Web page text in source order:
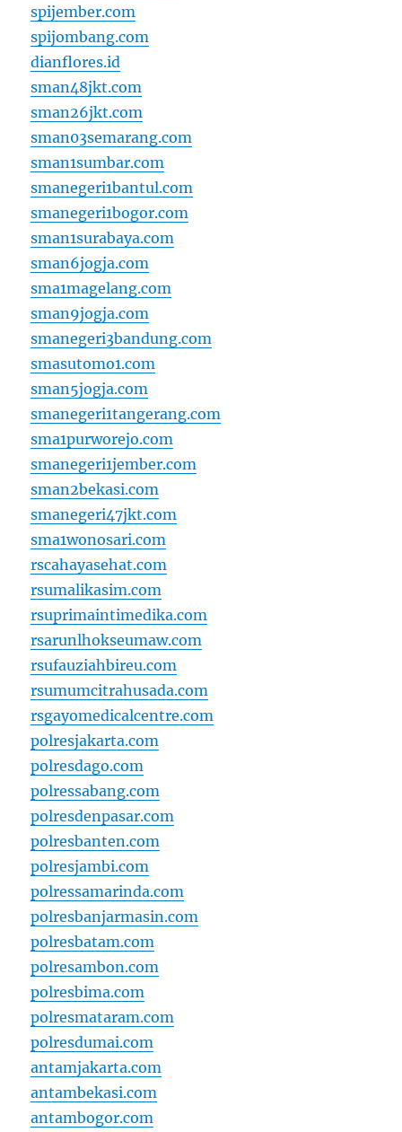
spijember.com
spijombang.com
dianflores.id
sman48jkt.com
sman26jkt.com
sman03semarang.com
sman1sumbar.com
smanegeri1bantul.com
smanegeri1bogor.com
sman1surabaya.com
sman6jogja.com
sma1magelang.com
sman9jogja.com
smanegeri3bandung.com
smasutomo1.com
sman5jogja.com
smanegeri1tangerang.com
sma1purworejo.com
smanegeri1jember.com
sman2bekasi.com
smanegeri47jkt.com
sma1wonosari.com
rscahayasehat.com
rsumalikasim.com
rsuprimaintimedika.com
rsarunlhokseumaw.com
rsufauziahbireu.com
rsumumcitrahusada.com
rsgayomedicalcentre.com
polresjakarta.com
polresdago.com
polressabang.com
polresdenpasar.com
polresbanten.com
polresjambi.com
polressamarinda.com
polresbanjarmasin.com
polresbatam.com
polresambon.com
polresbima.com
polresmataram.com
polresdumai.com
antamjakarta.com
antambekasi.com
antambogor.com